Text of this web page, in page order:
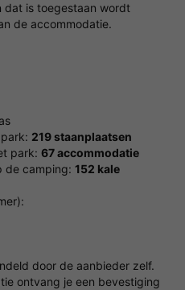
dat is toegestaan wordt
de accommodatie.
219 staanplaatsen
park: 67 accommodatie
de camping: 152 kale
door de aanbieder zelf.
ontvang je een bevestiging